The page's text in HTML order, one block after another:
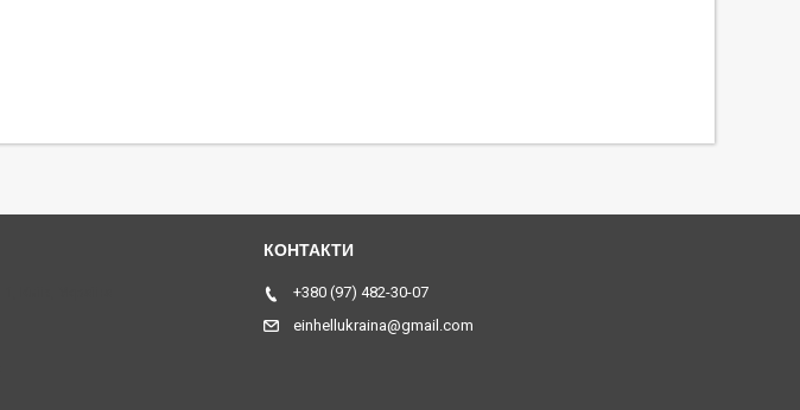
+380 (97) 482-30-07
einhellukraina@gmail.com